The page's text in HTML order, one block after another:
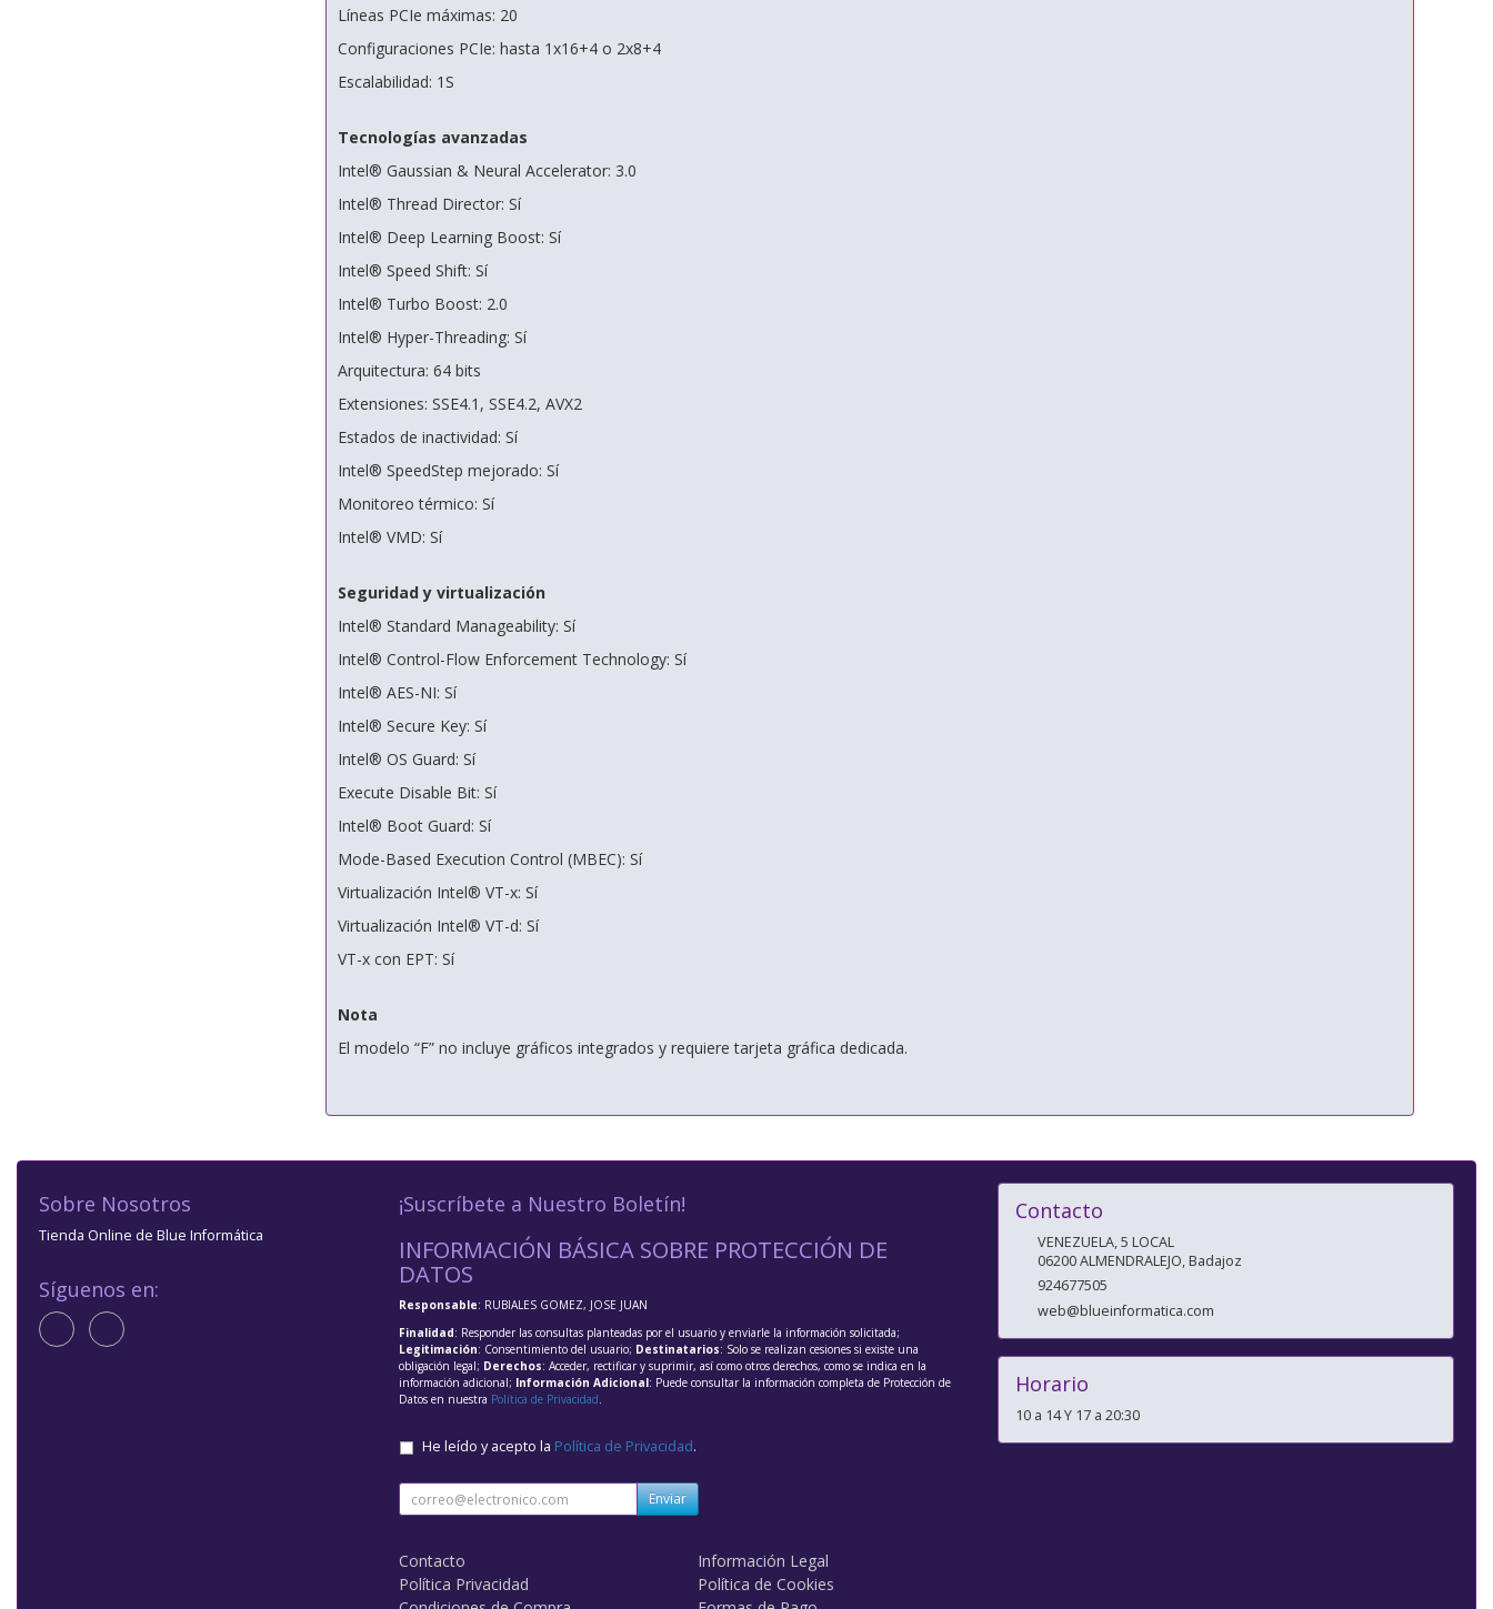
Líneas PCIe máximas: 20
Configuraciones PCIe: hasta 1x16+4 o 2x8+4
Escalabilidad: 1S
Tecnologías avanzadas
Intel® Gaussian & Neural Accelerator: 3.0
Intel® Thread Director: Sí
Intel® Deep Learning Boost: Sí
Intel® Speed Shift: Sí
Intel® Turbo Boost: 2.0
Intel® Hyper-Threading: Sí
Arquitectura: 64 bits
Extensiones: SSE4.1, SSE4.2, AVX2
Estados de inactividad: Sí
Intel® SpeedStep mejorado: Sí
Monitoreo térmico: Sí
Intel® VMD: Sí
Seguridad y virtualización
Intel® Standard Manageability: Sí
Intel® Control-Flow Enforcement Technology: Sí
Intel® AES-NI: Sí
Intel® Secure Key: Sí
Intel® OS Guard: Sí
Execute Disable Bit: Sí
Intel® Boot Guard: Sí
Mode-Based Execution Control (MBEC): Sí
Virtualización Intel® VT-x: Sí
Virtualización Intel® VT-d: Sí
VT-x con EPT: Sí
Nota
El modelo “F” no incluye gráficos integrados y requiere tarjeta gráfica dedicada.
Sobre Nosotros
Tienda Online de Blue Informática
Síguenos en:
¡Suscríbete a Nuestro Boletín!
INFORMACIÓN BÁSICA SOBRE PROTECCIÓN DE
DATOS
Responsable: RUBIALES GOMEZ, JOSE JUAN
Finalidad: Responder las consultas planteadas por el usuario y enviarle la información solicitada;
Legitimación: Consentimiento del usuario; Destinatarios: Solo se realizan cesiones si existe una
obligación legal; Derechos: Acceder, rectificar y suprimir, así como otros derechos, como se indica en la
información adicional; Información Adicional: Puede consultar la información completa de Protección de
Datos en nuestra Política de Privacidad.
He leído y acepto la Política de Privacidad.
Enviar
Contacto
Información Legal
Política Privacidad
Política de Cookies
Contacto
VENEZUELA, 5 LOCAL
06200ALMENDRALEJO,Badajoz
924677505
web@blueinformatica.com
Horario
10 a 14 Y 17 a 20:30